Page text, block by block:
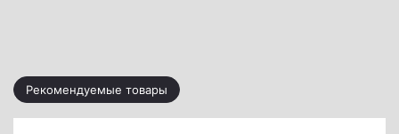
Рекомендуемые товары